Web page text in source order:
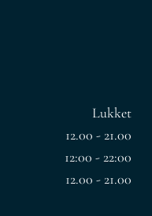
Lukket
12.00 - 21.00
12:00 - 22:00
12.00 - 21.00